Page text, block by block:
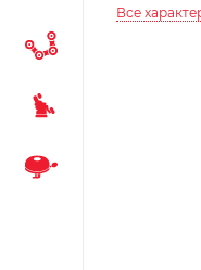
Все